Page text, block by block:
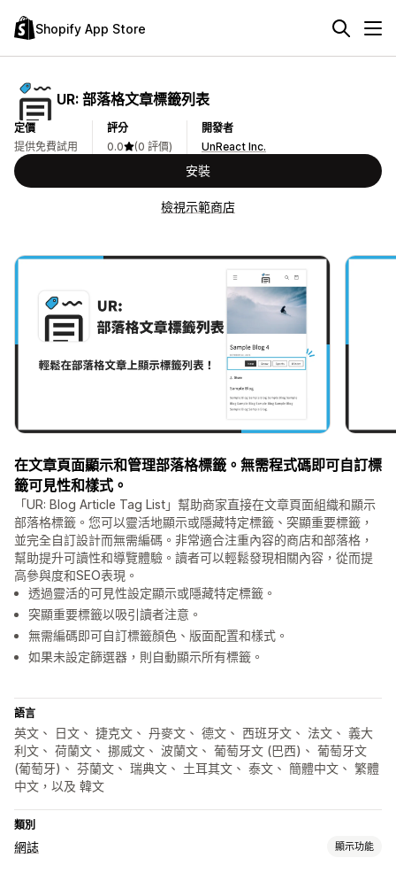
Shopify App Store
UR: 部落格文章標籤列表
定價
提供免費試用
評分
0.0
(0 評價)
開發者
UnReact Inc.
安裝
檢視示範商店
在文章頁面顯示和管理部落格標籤。無需程式碼即可自訂標
籤可見性和樣式。
「UR: Blog Article Tag List」幫助商家直接在文章頁面組織和顯示
部落格標籤。您可以靈活地顯示或隱藏特定標籤、突顯重要標籤，
並完全自訂設計而無需編碼。非常適合注重內容的商店和部落格，
幫助提升可讀性和導覽體驗。讀者可以輕鬆發現相關內容，從而提
高參與度和SEO表現。
透過靈活的可見性設定顯示或隱藏特定標籤。
突顯重要標籤以吸引讀者注意。
無需編碼即可自訂標籤顏色、版面配置和樣式。
如果未設定篩選器，則自動顯示所有標籤。
語言
英文、 日文、 捷克文、 丹麥文、 德文、 西班牙文、 法文、 義大
利文、 荷蘭文、 挪威文、 波蘭文、 葡萄牙文 (巴西)、 葡萄牙文
(葡萄牙)、 芬蘭文、 瑞典文、 土耳其文、 泰文、 簡體中文、 繁體
中文，以及 韓文
類別
網誌 顯示功能